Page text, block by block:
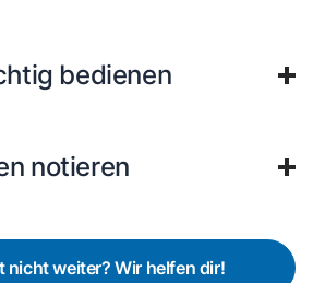
bedienen
notieren
nicht weiter? Wir helfen dir!